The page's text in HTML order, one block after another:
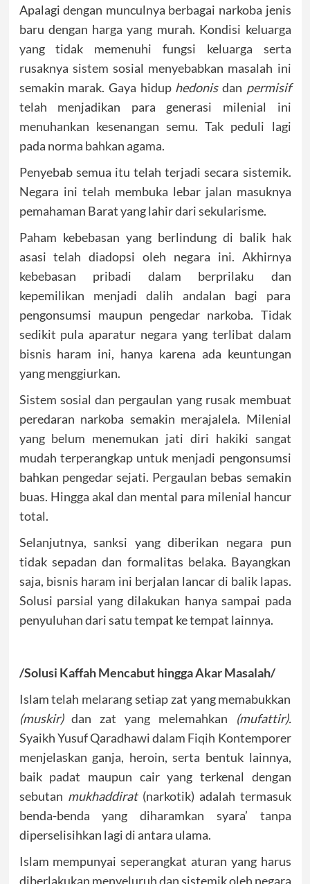
Apalagi dengan munculnya berbagai narkoba jenis
baru dengan harga yang murah. Kondisi keluarga
yang tidak memenuhi fungsi keluarga serta
rusaknya sistem sosial menyebabkan masalah ini
semakin marak. Gaya hidup hedonisdan permisif
telah menjadikan para generasi milenial ini
menuhankan kesenangan semu. Tak peduli lagi
pada norma bahkan agama.
Penyebab semua itu telah terjadi secara sistemik.
Negara ini telah membuka lebar jalan masuknya
pemahaman Barat yang lahir dari sekularisme.
Paham kebebasan yang berlindung di balik hak
asasi telah diadopsi oleh negara ini. Akhirnya
kebebasan pribadi dalam berprilaku dan
kepemilikan menjadi dalih andalan bagi para
pengonsumsi maupun pengedar narkoba. Tidak
sedikit pula aparatur negara yang terlibat dalam
bisnis haram ini, hanya karena ada keuntungan
yang menggiurkan.
Sistem sosial dan pergaulan yang rusak membuat
peredaran narkoba semakin merajalela. Milenial
yang belum menemukan jati diri hakiki sangat
mudah terperangkap untuk menjadi pengonsumsi
bahkan pengedar sejati. Pergaulan bebas semakin
buas. Hingga akal dan mental para milenial hancur
total.
Selanjutnya, sanksi yang diberikan negara pun
tidak sepadan dan formalitas belaka. Bayangkan
saja, bisnis haram ini berjalan lancar di balik lapas.
Solusi parsial yang dilakukan hanya sampai pada
penyuluhan dari satu tempat ke tempat lainnya.
/Solusi Kaffah Mencabut hingga Akar Masalah/
Islam telah melarang setiap zat yang memabukkan
(muskir)dan zat yang melemahkan
(mufattir).
Syaikh Yusuf Qaradhawi dalam Fiqih Kontemporer
menjelaskan ganja, heroin, serta bentuk lainnya,
baik padat maupun cair yang terkenal dengan
sebutan mukhaddirat(narkotik) adalah termasuk
benda-benda yang diharamkan syara’ tanpa
diperselisihkan lagi di antara ulama.
Islam mempunyai seperangkat aturan yang harus
diberlakukan menyeluruh dan sistemik oleh negara